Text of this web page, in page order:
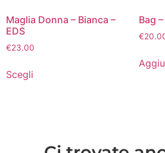
Maglia Donna – Bianca –
EDS
€23.00
Scegli
Bag
€